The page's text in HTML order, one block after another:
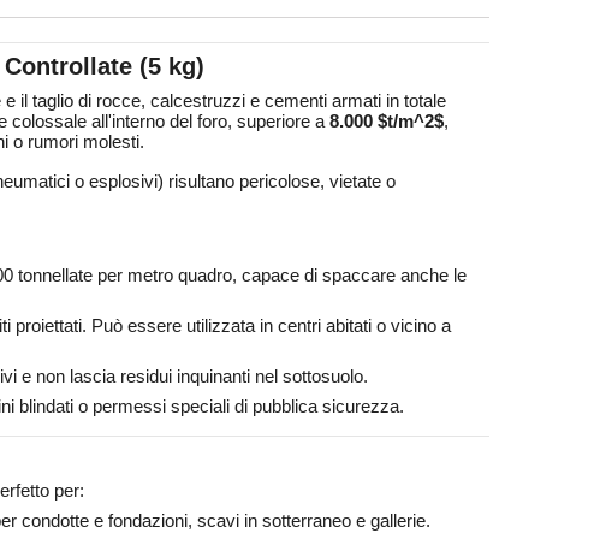
Controllate (5 kg)
il taglio di rocce, calcestruzzi e cementi armati in totale
all'interno del foro, superiore a 8.000 $t/m^2$,
o rumori molesti.
o esplosivi) risultano pericolose, vietate o
tonnellate per metro quadro, capace di spaccare anche le
proiettati. Può essere utilizzata in centri abitati o vicino a
e non lascia residui inquinanti nel sottosuolo.
blindati o permessi speciali di pubblica sicurezza.
per:
condotte e fondazioni, scavi in sotterraneo e gallerie.